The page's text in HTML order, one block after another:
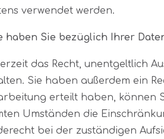
verwendet werden.
haben Sie bezüglich Ihrer
das Recht, unentgeltlich
Sie haben außerdem ein
erteilt haben, können
Umständen die
bei der zuständigen